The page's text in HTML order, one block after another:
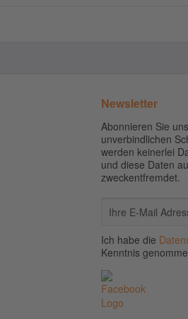
Newsletter
Abonnieren Sie
unverbindlichen
werden keinerlei
und diese Daten
zweckentfremdet.
Ich habe die
Kenntnis